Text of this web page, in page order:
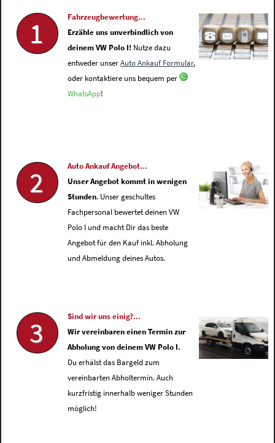
1
Fahrzeugbewertung...
Erzähle uns unverbindlich von
deinem VW Polo I! Nutze dazu
entweder unserAuto Ankauf Formular,
oder kontaktiere uns bequem per
WhatsApp!
2
Auto Ankauf Angebot...
Unser Angebot kommt in wenigen
Stunden. Unser geschultes
Fachpersonal bewertet deinen VW
Polo I und macht Dir das beste
Angebot für den Kauf inkl. Abholung
und Abmeldung deines Autos.
3
Sind wir uns einig?...
Wir vereinbaren einen Termin zur
Abholung von deinem VW Polo I.
Du erhälst das Bargeld zum
vereinbarten Abholtermin. Auch
kurzfristig innerhalb weniger Stunden
möglich!